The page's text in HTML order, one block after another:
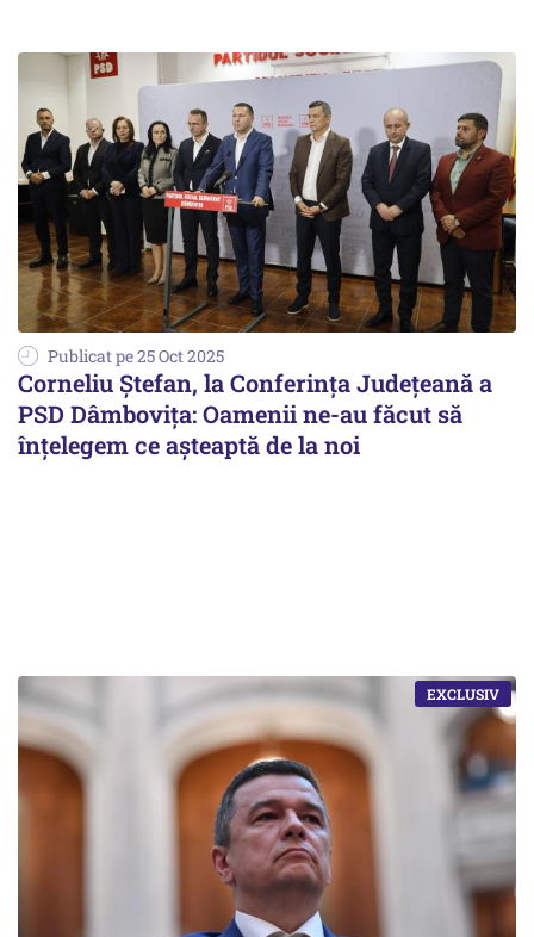
Publicat pe 25 Oct 2025
Corneliu Ștefan, la Conferința Județeană a
PSD Dâmbovița: Oamenii ne-au făcut să
înțelegem ce așteaptă de la noi